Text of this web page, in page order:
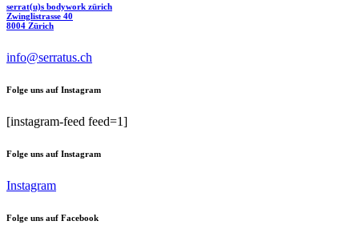
serrat(u)s bodywork zürich
Zwinglistrasse 40
8004 Zürich
info@serratus.ch
Folge uns auf Instagram
[instagram-feed feed=1]
Folge uns auf Instagram
Instagram
Folge uns auf Facebook